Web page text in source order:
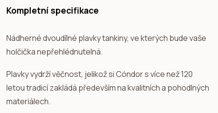
Kompletní specifikace
Nádherné dvoudílné plavky tankiny, ve kterých bude vaše
holčička nepřehlédnutelná.
Plavky vydrží věčnost, jelikož si Cóndor s více než 120
letou tradicí zakládá především na kvalitních a pohodlných
materiálech.